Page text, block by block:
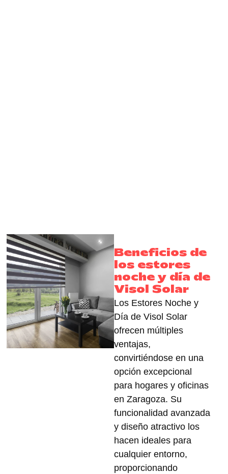
Beneficios de
los estores
noche y día de
Visol Solar
Los Estores Noche y
Día de Visol Solar
ofrecen múltiples
ventajas,
convirtiéndose en una
opción excepcional
para hogares y oficinas
en Zaragoza. Su
funcionalidad avanzada
y diseño atractivo los
hacen ideales para
cualquier entorno,
proporcionando